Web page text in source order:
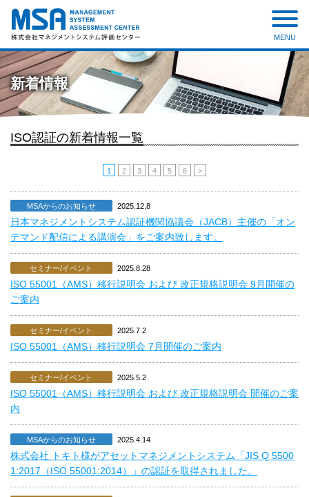
株式会社 マネジメントシステ
ム評価センター
MENU
新着情報
ISO認証の新着情報一覧
1 2 3 4 5 6 >
MSAからのお知らせ 2025.12.8
日本マネジメントシステム認証機関協議会（JACB）主催の「オン
デマンド配信による講演会」をご案内致します。
セミナー/イベント 2025.8.28
ISO 55001（AMS）移行説明会 および 改正規格説明会 9月開催の
ご案内
セミナー/イベント 2025.7.2
ISO 55001（AMS）移行説明会 7月開催のご案内
セミナー/イベント 2025.5.2
ISO 55001（AMS）移行説明会 および 改正規格説明会 開催のご案
内
MSAからのお知らせ 2025.4.14
株式会社 トキト様がアセットマネジメントシステム「JIS Q 5500
1:2017（ISO 55001:2014）」の認証を取得されました。